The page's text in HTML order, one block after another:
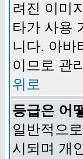
려진 이미
타가 사용
니다. 아바
이므로 관
위로
등급은 어
일반적으
시되며 개